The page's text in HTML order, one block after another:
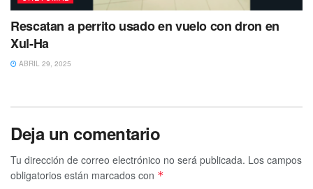
Rescatan a perrito usado en vuelo con dron en
Xul-Ha
ABRIL 29, 2025
Deja un comentario
Tu dirección de correo electrónico no será publicada. Los campos
obligatorios están marcados con *